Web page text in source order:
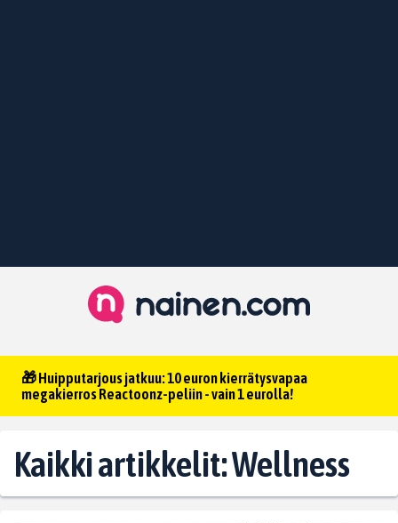
🎁 Huipputarjous jatkuu: 10 euron kierrätysvapaa
megakierros Reactoonz-peliin - vain 1 eurolla!
Kaikki artikkelit: Wellness